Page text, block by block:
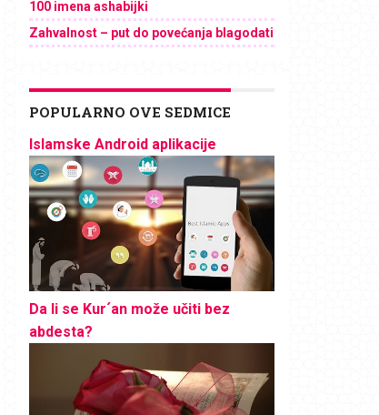
100 imena ashabijki
Zahvalnost – put do povećanja blagodati
POPULARNO OVE SEDMICE
Islamske Android aplikacije
Da li se Kur´an može učiti bez
abdesta?